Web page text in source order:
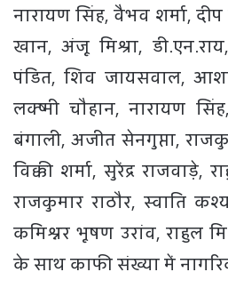
नारायण सिंह, वैभव शर्मा,
खान, अंजू मिश्रा,
पंडित, शिव जायसवाल,
लक्ष्मी चौहान, नारायण
बंगाली, अजीत सेनगुप्ता,
विक्की शर्मा, सुरेंद्र राजवाडे़,
राजकुमार राठौर, स्वाति
कमिश्नर भूषण उरांव, राहुल
के साथ काफी संख्या में